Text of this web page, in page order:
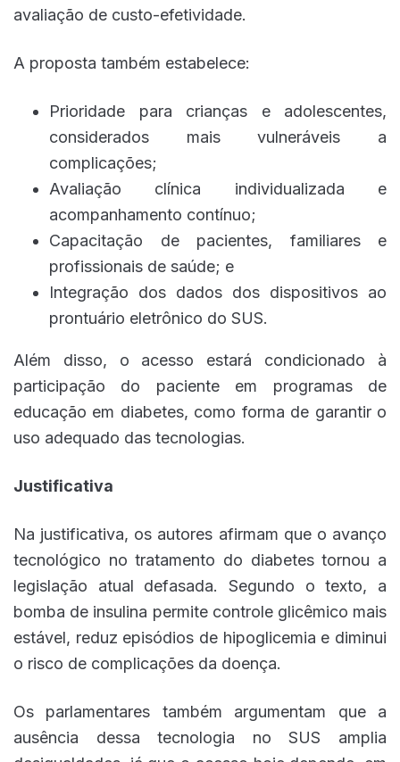
avaliação de custo-efetividade.
A proposta também estabelece:
Prioridade para crianças e adolescentes,
considerados mais vulneráveis a
complicações;
Avaliação clínica individualizada e
acompanhamento contínuo;
Capacitação de pacientes, familiares e
profissionais de saúde; e
Integração dos dados dos dispositivos ao
prontuário eletrônico do SUS.
Além disso, o acesso estará condicionado à
participação do paciente em programas de
educação em diabetes, como forma de garantir o
uso adequado das tecnologias.
Justificativa
Na justificativa, os autores afirmam que o avanço
tecnológico no tratamento do diabetes tornou a
legislação atual defasada. Segundo o texto, a
bomba de insulina permite controle glicêmico mais
estável, reduz episódios de hipoglicemia e diminui
o risco de complicações da doença.
Os parlamentares também argumentam que a
ausência dessa tecnologia no SUS amplia